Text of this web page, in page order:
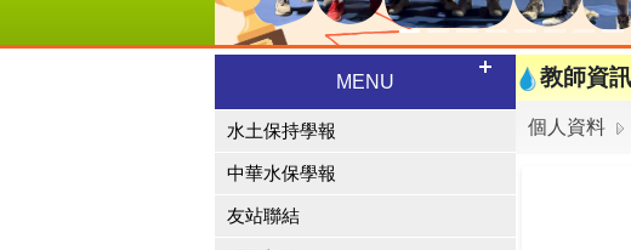
MENU
水土保持學報
中華水保學報
友站聯結
教師資
個人資料